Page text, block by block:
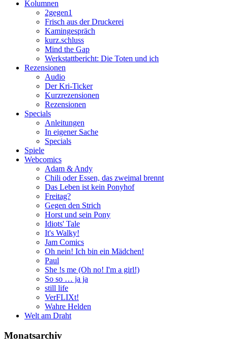
Kolumnen
2gegen1
Frisch aus der Druckerei
Kamingespräch
kurz.schluss
Mind the Gap
Werkstattbericht: Die Toten und ich
Rezensionen
Audio
Der Kri-Ticker
Kurzrezensionen
Rezensionen
Specials
Anleitungen
In eigener Sache
Specials
Spiele
Webcomics
Adam & Andy
Chili oder Essen, das zweimal brennt
Das Leben ist kein Ponyhof
Freitag?
Gegen den Strich
Horst und sein Pony
Idiots' Tale
It's Walky!
Jam Comics
Oh nein! Ich bin ein Mädchen!
Paul
She !s me (Oh no! I'm a girl!)
So so … ja ja
still life
VerFLIXt!
Wahre Helden
Welt am Draht
Monatsarchiv